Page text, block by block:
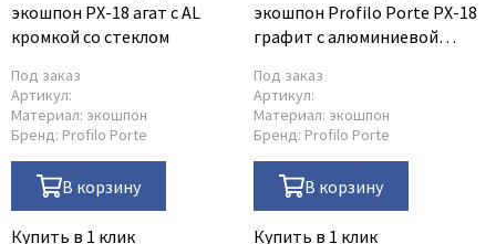
экошпон PX-18 агат с AL
кромкой со стеклом
Под заказ
Артикул:
Материал: экошпон
Бренд: Profilo Porte
В корзину
Купить в 1 клик
экошпон Profilo Porte PX-18
графит с алюминиевой
Lacobel серый
Под заказ
Артикул:
Материал: экошпон
Бренд: Profilo Porte
В корзину
Купить в 1 клик